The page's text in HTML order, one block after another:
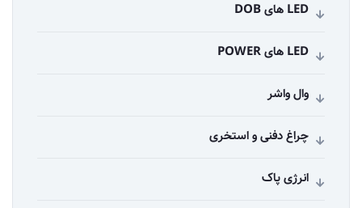
LED های DOB
LED های POWER
وال واشر
چراغ دفنی و استخری
انرژی پاک